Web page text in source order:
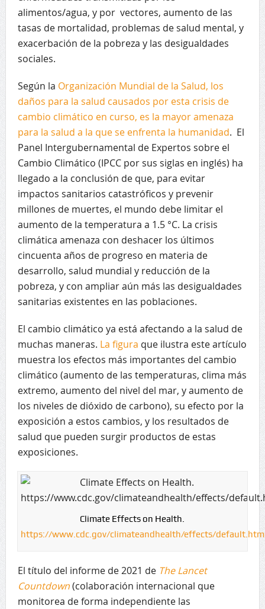
alimentos/agua, y por vectores, aumento de las
tasas de mortalidad, problemas de salud mental, y
exacerbación de la pobreza y las desigualdades
sociales.
Según la Organización Mundial de la Salud, los
daños para la salud causados por esta crisis de
cambio climático en curso, es la mayor amenaza
para la salud a la que se enfrenta la humanidad. El
Panel Intergubernamental de Expertos sobre el
Cambio Climático (IPCC por sus siglas en inglés) ha
llegado a la conclusión de que, para evitar
impactos sanitarios catastróficos y prevenir
millones de muertes, el mundo debe limitar el
aumento de la temperatura a 1.5 °C. La crisis
climática amenaza con deshacer los últimos
cincuenta años de progreso en materia de
desarrollo, salud mundial y reducción de la
pobreza, y con ampliar aún más las desigualdades
sanitarias existentes en las poblaciones.
El cambio climático ya está afectando a la salud de
muchas maneras. La figura que ilustra este artículo
muestra los efectos más importantes del cambio
climático (aumento de las temperaturas, clima más
extremo, aumento del nivel del mar, y aumento de
los niveles de dióxido de carbono), su efecto por la
exposición a estos cambios, y los resultados de
salud que pueden surgir productos de estas
exposiciones.
Climate Effects on Health.
https://www.cdc.gov/climateandhealth/effects/default.htm
El título del informe de 2021 de The Lancet
Countdown(colaboración internacional que
monitorea de forma independiente las